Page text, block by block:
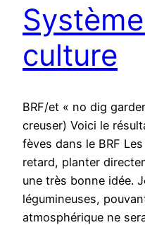
culture
BRF/et « no dig
creuser) Voici le
fèves dans le BRF
retard, planter
une très bonne idée.
légumineuses,
atmosphérique ne